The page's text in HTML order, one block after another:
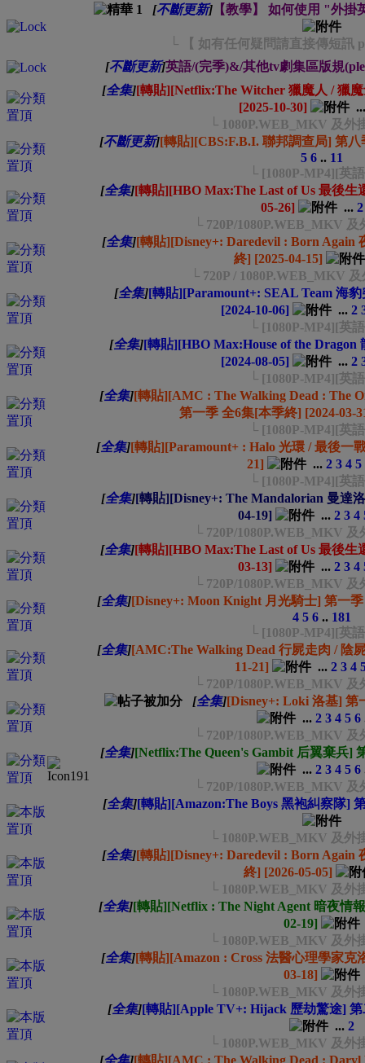
[不斷更新] 【教學】 如何使用 "外
└ 【 如有任何疑問請直接傳短訊
[不斷更新]英語/(完季)&/其他tv劇集區版規
[全集][轉貼][Netflix:The Witcher 獵魔人 / 獵
[2025-10-30]
└ 1080P.WEB_MKV 及外
[不斷更新][轉貼][CBS:F.B.I. 聯邦調查局] 第八
5 6 .. 11
└ [1080P-MP4][英
[全集][轉貼][HBO Max:The Last of Us 最後生
05-26]
... 2
└ 720P/1080P.WEB_MKV
[全集][轉貼][Disney+: Daredevil : Born Again
終] [2025-04-15]
└ 720P / 1080P.WEB_MKV
[全集][轉貼][Paramount+: SEAL Team 海
[2024-10-06]
... 2
└ [1080P-MP4][英
[全集][轉貼][HBO Max:House of the Dragon
[2024-08-05]
... 2
└ [1080P-MP4][英
[全集][轉貼][AMC : The Walking Dead : The
第一季 全6集[本季終] [2024-03-
└ [1080P-MP4][英
[全集][轉貼][Paramount+ : Halo 光環 / 最後一
21]
... 2 3 4 5
└ [1080P-MP4][英
[全集][轉貼][Disney+: The Mandalorian 曼達
04-19]
... 2 3 4
└ 720P/1080P.WEB_MKV
[全集][轉貼][HBO Max:The Last of Us 最後生
03-13]
... 2 3 4
└ 720P/1080P.WEB_MKV
[全集][Disney+: Moon Knight 月光騎士] 第一
4 5 6 .. 181
└ [1080P-MP4][英
[全集][AMC:The Walking Dead 行屍走肉 / 陰
11-21]
... 2 3 4
└ 720P/1080P.WEB_MKV
[全集][Disney+: Loki 洛基] 第
... 2 3 4 5 6
└ 720P/1080P.WEB_MKV
[全集][Netflix:The Queen's Gambit 后翼棄兵]
... 2 3 4 5 6
└ 720P/1080P.WEB_MKV
[全集][轉貼][Amazon:The Boys 黑袍糾察隊]
└ 1080P.WEB_MKV 及外
[全集][轉貼][Disney+: Daredevil : Born Again
終] [2026-05-05]
└ 1080P.WEB_MKV 及外
[全集][轉貼][Netflix : The Night Agent 暗夜情
02-19]
└ 1080P.WEB_MKV 及外
[全集][轉貼][Amazon : Cross 法醫心理學家克
03-18]
└ 1080P.WEB_MKV 及外
[全集][轉貼][Apple TV+: Hijack 歷劫驚途] 第
... 2
└ 1080P.WEB_MKV 及外
[全集][轉貼][AMC : The Walking Dead :